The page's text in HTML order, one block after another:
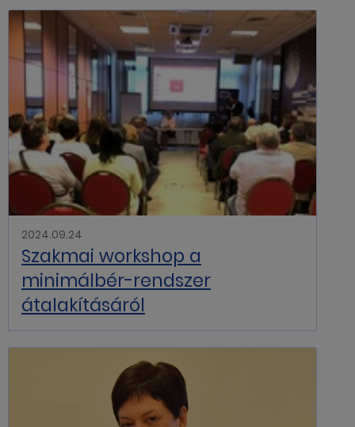
2024.09.24
Szakmai workshop a
minimálbér-rendszer
átalakításáról